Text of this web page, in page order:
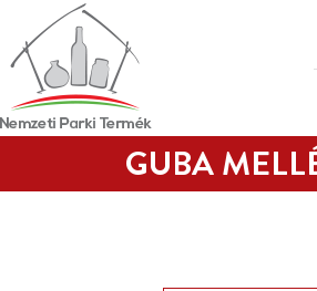
GUBA